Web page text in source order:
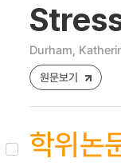
Durham,
원문보기
학위논